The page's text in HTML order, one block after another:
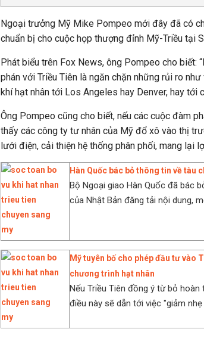
Ngoại trưởng Mỹ Mike Pompeo mới đây đã có
chuẩn bị cho cuộc họp thượng đỉnh Mỹ-Triều tại
Phát biểu trên Fox News, ông Pompeo cho biết:
phán với Triều Tiên là ngăn chặn những rủi ro
khí hạt nhân tới Los Angeles hay Denver, hay tới
Ông Pompeo cũng cho biết, nếu các cuộc đàm
thấy các công ty tư nhân của Mỹ đổ xô vào thị
lưới điện, cải thiện hệ thống phân phối, mang lại
Hàn Quốc bác bỏ thông tin về tàu
Bộ Ngoại giao Hàn Quốc đã bác
của Nhật Bản đăng tải nội dung,
Mỹ tuyên bố cho phép đầu tư vào
chương trình hạt nhân
Nếu Triều Tiên đồng ý từ bỏ
điều này sẽ dẫn tới việc "giảm nhẹ